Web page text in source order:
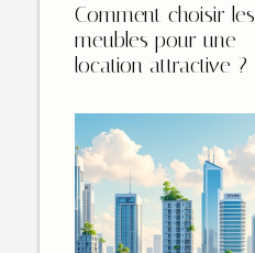
Comment choisir les
meubles pour une
location attractive ?